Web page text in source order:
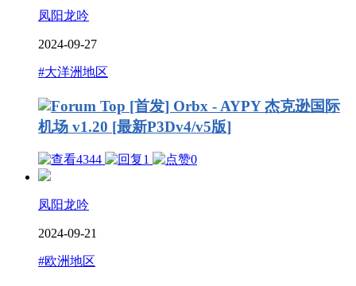
凤阳龙吟
2024-09-27
#大洋洲地区
[首发] Orbx - AYPY 杰克逊国际
机场 v1.20 [最新P3Dv4/v5版]
4344 1 0
凤阳龙吟
2024-09-21
#欧洲地区